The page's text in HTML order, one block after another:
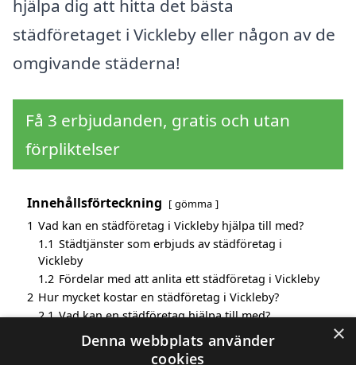
hjälpa dig att hitta det bästa
städföretaget i Vickleby eller någon av de
omgivande städerna!
Få 3 erbjudanden, gratis och utan
förpliktelser
Innehållsförteckning gömma
1 Vad kan en städföretag i Vickleby hjälpa till med?
1.1 Städtjänster som erbjuds av städföretag i
Vickleby
1.2 Fördelar med att anlita ett städföretag i Vickleby
2 Hur mycket kostar en städföretag i Vickleby?
2.1 Vad kan en städföretag hjälpa till med?
Fördelar med att välja städföretag i Vickleby
Sök efter en skicklig städföretag i de omgivande
×
Denna webbplats använder
cookies